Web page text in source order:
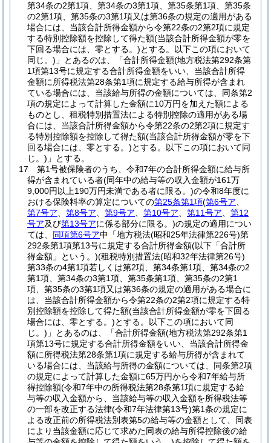
第34条の2第1項、第34条の3第1項、第35条第1項、第35条
の2第1項、第35条の3第1項又は第36条の規定の適用がある
場合には、当該合計所得金額から令第22条の2第2項に規定
する特別控除額を控除して得た額(当該合計所得金額が零を
下回る場合には、零とする。)とする。以下この項において
同じ。) 」とあるのは、「合計所得金額(地方税法第292条第
1項第13号に規定する合計所得金額をいい、当該合計所得
金額に所得税法第28条第1項に規定する給与所得が含まれ
ている場合には、当該給与所得の金額については、同条第2
項の規定によって計算した金額に10万円を加えた額による
ものとし、租税特別措置法による特別控除の適用がある場
合には、当該合計所得金額から令第22条の2第2項に規定す
る特別控除額を控除して得た額(当該合計所得金額が零を下
回る場合には、零とする。)とする。以下この項において同
じ。) 」とする。
17
第1号被保険者のうち、令和7年の合計所得金額に給与所
得が含まれている者(同年中の給与等の収入金額が161万
9,000円以上190万円未満である者に限る。)の令和8年度に
おける保険料率の算定についての第25条第1項(第6号ア
第7号ア
第8号ア 第9号ア 第10号ア 第11号ア
第12
号ア及び第13号アに係る部分に限る。)の規定の適用につい
ては、 同項第6号ア中「地方税法(昭和25年法律第226号)第
292条第1項第13号に規定する合計所得金額(以下「合計所
得金額」という。)(租税特別措置法(昭和32年法律第26号)
第33条の4第1項若しくは第2項、第34条第1項、第34条の2
第1項、第34条の3第1項、第35条第1項、第35条の2第1
項、第35条の3第1項又は第36条の規定の適用がある場合に
は、当該合計所得金額から令第22条の2第2項に規定する特
別控除額を控除して得た額(当該合計所得金額が零を下回る
場合には、零とする。)とする。以下この項において同
じ。) 」とあるのは、「合計所得金額(地方税法第292条第1
項第13号に規定する合計所得金額をいい、当該合計所得金
額に所得税法第28条第1項に規定する給与所得が含まれて
いる場合には、当該給与所得の金額については、同条第2項
の規定によって計算した金額に65万円から令和7年給与所
得控除額(令和7年中の所得税法第28条第1項に規定する給
与等の収入金額から、当該給与等の収入金額を所得税法等
の一部を改正する法律(令和7年法律第13号)第1条の規定に
よる改正前の所得税法別表第5の給与等の金額として、同表
により当該金額に応じて求めた同表の給与所得控除後の給